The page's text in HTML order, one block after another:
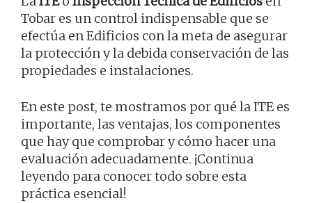
Tobar es un control indispensable que se
efectúa en Edificios con la meta de asegurar
la protección y la debida conservación de las
propiedades e instalaciones.
En este post, te mostramos por qué la ITE es
importante, las ventajas, los componentes
que hay que comprobar y cómo hacer una
evaluación adecuadamente. ¡Continua
leyendo para conocer todo sobre esta
práctica esencial!